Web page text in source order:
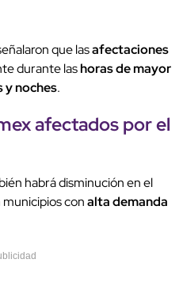
que lasafectaciones
durante lashoras de mayor
y noches.
afectados por el
habrá disminución en el
conalta demanda